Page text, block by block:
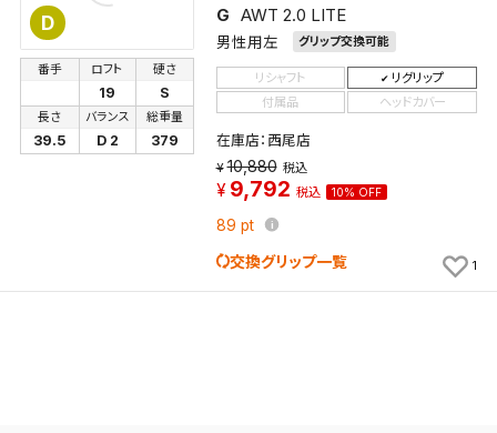
D G AWT 2.0 LITE
男性用左
グリップ交換可能
番手
ロフト
19
硬さ
S
長さ
39.5
バランス
D 2
総重量
379
リシャフト
リグリップ
付属品
ヘッドカバー
在庫店：西尾店
10,880 税込
9,792 税込 10% OFF
89 pt
交換グリップ一覧 1